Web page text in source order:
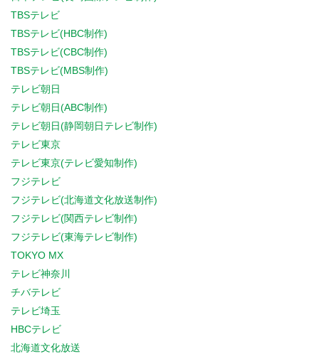
TBSテレビ
TBSテレビ(HBC制作)
TBSテレビ(CBC制作)
TBSテレビ(MBS制作)
テレビ朝日
テレビ朝日(ABC制作)
テレビ朝日(静岡朝日テレビ制作)
テレビ東京
テレビ東京(テレビ愛知制作)
フジテレビ
フジテレビ(北海道文化放送制作)
フジテレビ(関西テレビ制作)
フジテレビ(東海テレビ制作)
TOKYO MX
テレビ神奈川
チバテレビ
テレビ埼玉
HBCテレビ
北海道文化放送